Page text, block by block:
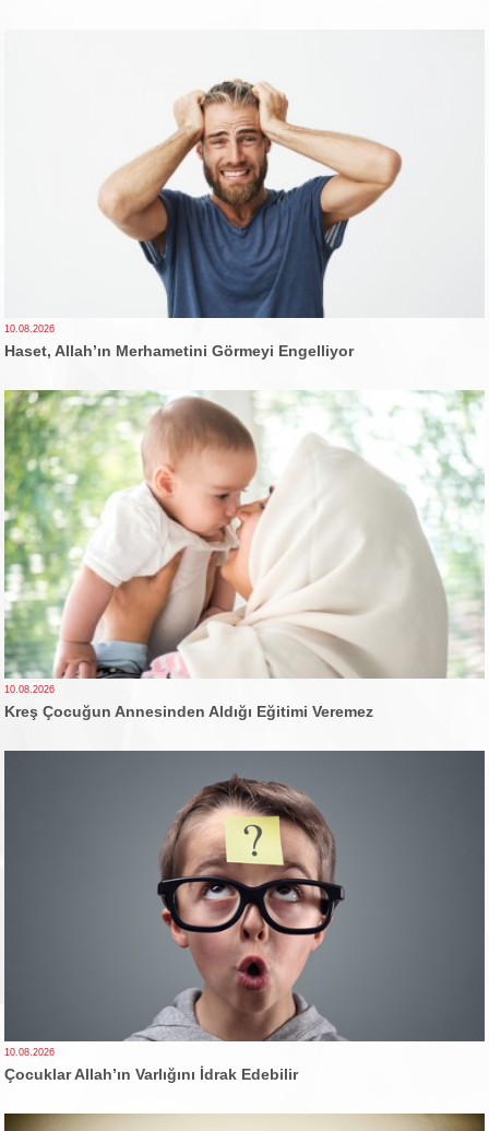
10.08.2026
Haset, Allah’ın Merhametini Görmeyi Engelliyor
10.08.2026
Kreş Çocuğun Annesinden Aldığı Eğitimi Veremez
10.08.2026
Çocuklar Allah’ın Varlığını İdrak Edebilir